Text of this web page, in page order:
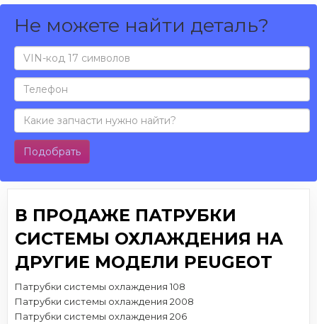
Не можете найти деталь?
Подобрать
В ПРОДАЖЕ ПАТРУБКИ
СИСТЕМЫ ОХЛАЖДЕНИЯ НА
ДРУГИЕ МОДЕЛИ PEUGEOT
Патрубки системы охлаждения 108
Патрубки системы охлаждения 2008
Патрубки системы охлаждения 206